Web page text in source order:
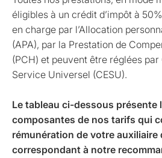
éligibles à un crédit d’impôt à
en charge par l’Allocation
(APA), par la Prestation de
(PCH) et peuvent être réglées par
Service Universel (CESU).
Le tableau ci-dessous présente
composantes de nos tarifs qui
rémunération de votre auxiliaire
correspondant à notre